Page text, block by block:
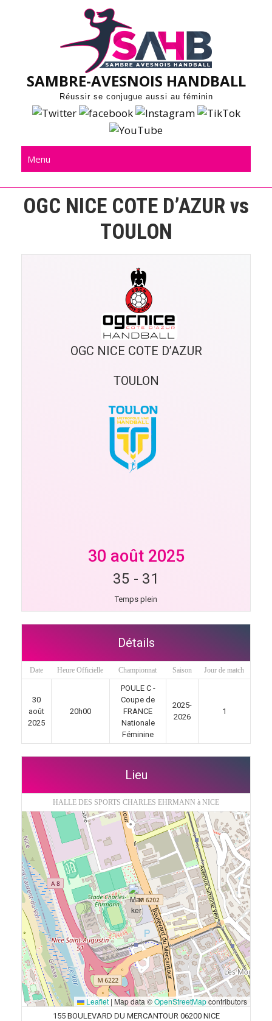
SAMBRE-AVESNOIS HANDBALL
Réussir se conjugue aussi au féminin
Menu
OGC NICE COTE D’AZUR vs
TOULON
OGC NICE COTE D’AZUR
TOULON
30 août 2025
35 - 31
Temps plein
Détails
Date Heure Officielle Championnat Saison Jour de match
30
août
2025
20h00
POULE C -
Coupe de
FRANCE
Nationale
Féminine
2025-
2026
1
Lieu
HALLE DES SPORTS CHARLES EHRMANN à NICE
Leaflet | Map data ©OpenStreetMapcontributors
155 BOULEVARD DU MERCANTOUR 06200 NICE